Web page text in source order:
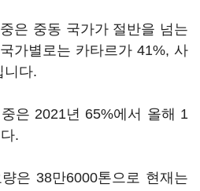
은 중동 국가가 절반을 넘는
가별로는 카타르가 41%, 사
니다.
은 2021년 65%에서 올해 1
.
은 38만6000톤으로 현재는